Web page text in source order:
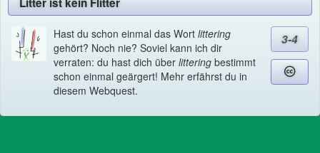
Hast du schon einmal das Wort littering
gehört? Noch nie? Soviel kann ich dir
verraten: du hast dich über litteringbestimmt
schon einmal geärgert! Mehr erfährst du in
diesem Webquest.
3-4